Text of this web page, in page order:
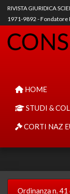
RIVISTA GIURIDICA
1971-9892 - Fondatore
HOME
STUDI &
CORTI NAZ
Ordinanza n.